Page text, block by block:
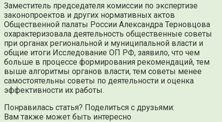
Заместитель председателя комиссии по экспертизе
законопроектов и других нормативных актов
Общественной палаты России Александра Терновцова
охарактеризовала деятельность общественные советы
при органах региональной и муниципальной власти и
общие итоги Исследование ОП РФ, заявило, что чем
больше в процессе формирования рекомендаций, тем
выше алгоритмы органов власти, тем советы менее
самостоятельны советы по деятельности и оценка
эффективности их работы.
Понравилась статья? Поделиться с друзьями:
Вам также может быть интересно